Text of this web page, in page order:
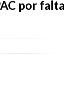
por falta